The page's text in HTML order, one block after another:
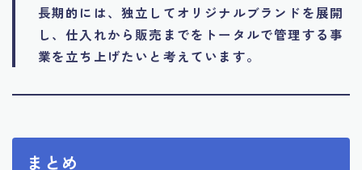
長期的には、独立してオリジナルブランドを展開
し、仕入れから販売までをトータルで管理する事
業を立ち上げたいと考えています。
まとめ